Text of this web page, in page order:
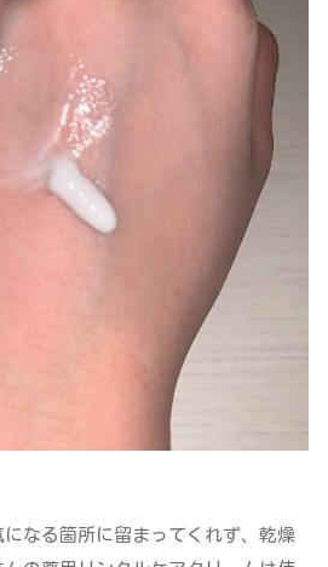
なる箇所に留まってくれず、乾燥